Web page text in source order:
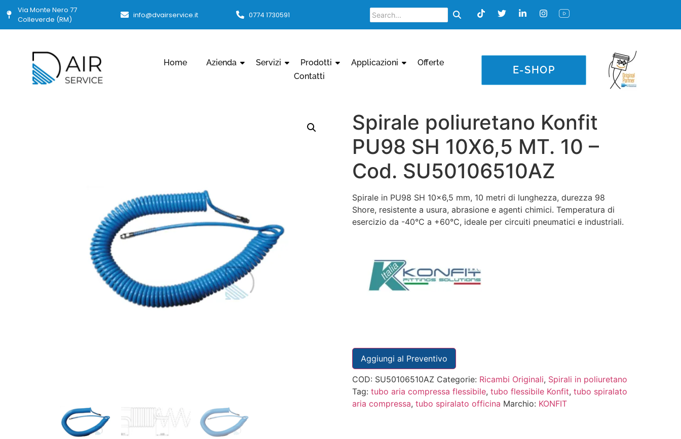
Via Monte Nero 77
Colleverde (RM)
info@dvairservice.it 0774 1730591
Home Azienda Servizi Prodotti Applicazioni
Offerte
Contatti
E-SHOP
Spirale poliuretano Konfit
PU98 SH 10X6,5 MT. 10 –
Cod. SU50106510AZ
Spirale in PU98 SH 10×6,5 mm, 10 metri di lunghezza, durezza 98
Shore, resistente a usura, abrasione e agenti chimici. Temperatura di
esercizio da -40°C a +60°C, ideale per circuiti pneumatici e industriali.
Aggiungi al Preventivo
COD: SU50106510AZ Categorie: Ricambi Originali, Spirali in poliuretano
Tag: tubo aria compressa flessibile, tubo flessibile Konfit, tubo spiralato
aria compressa, tubo spiralato officina Marchio: KONFIT